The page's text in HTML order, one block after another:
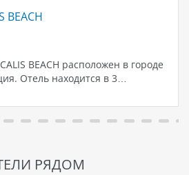
BEACH
BEACH расположен в городе
Отель находится в 3…
РЯДОМ